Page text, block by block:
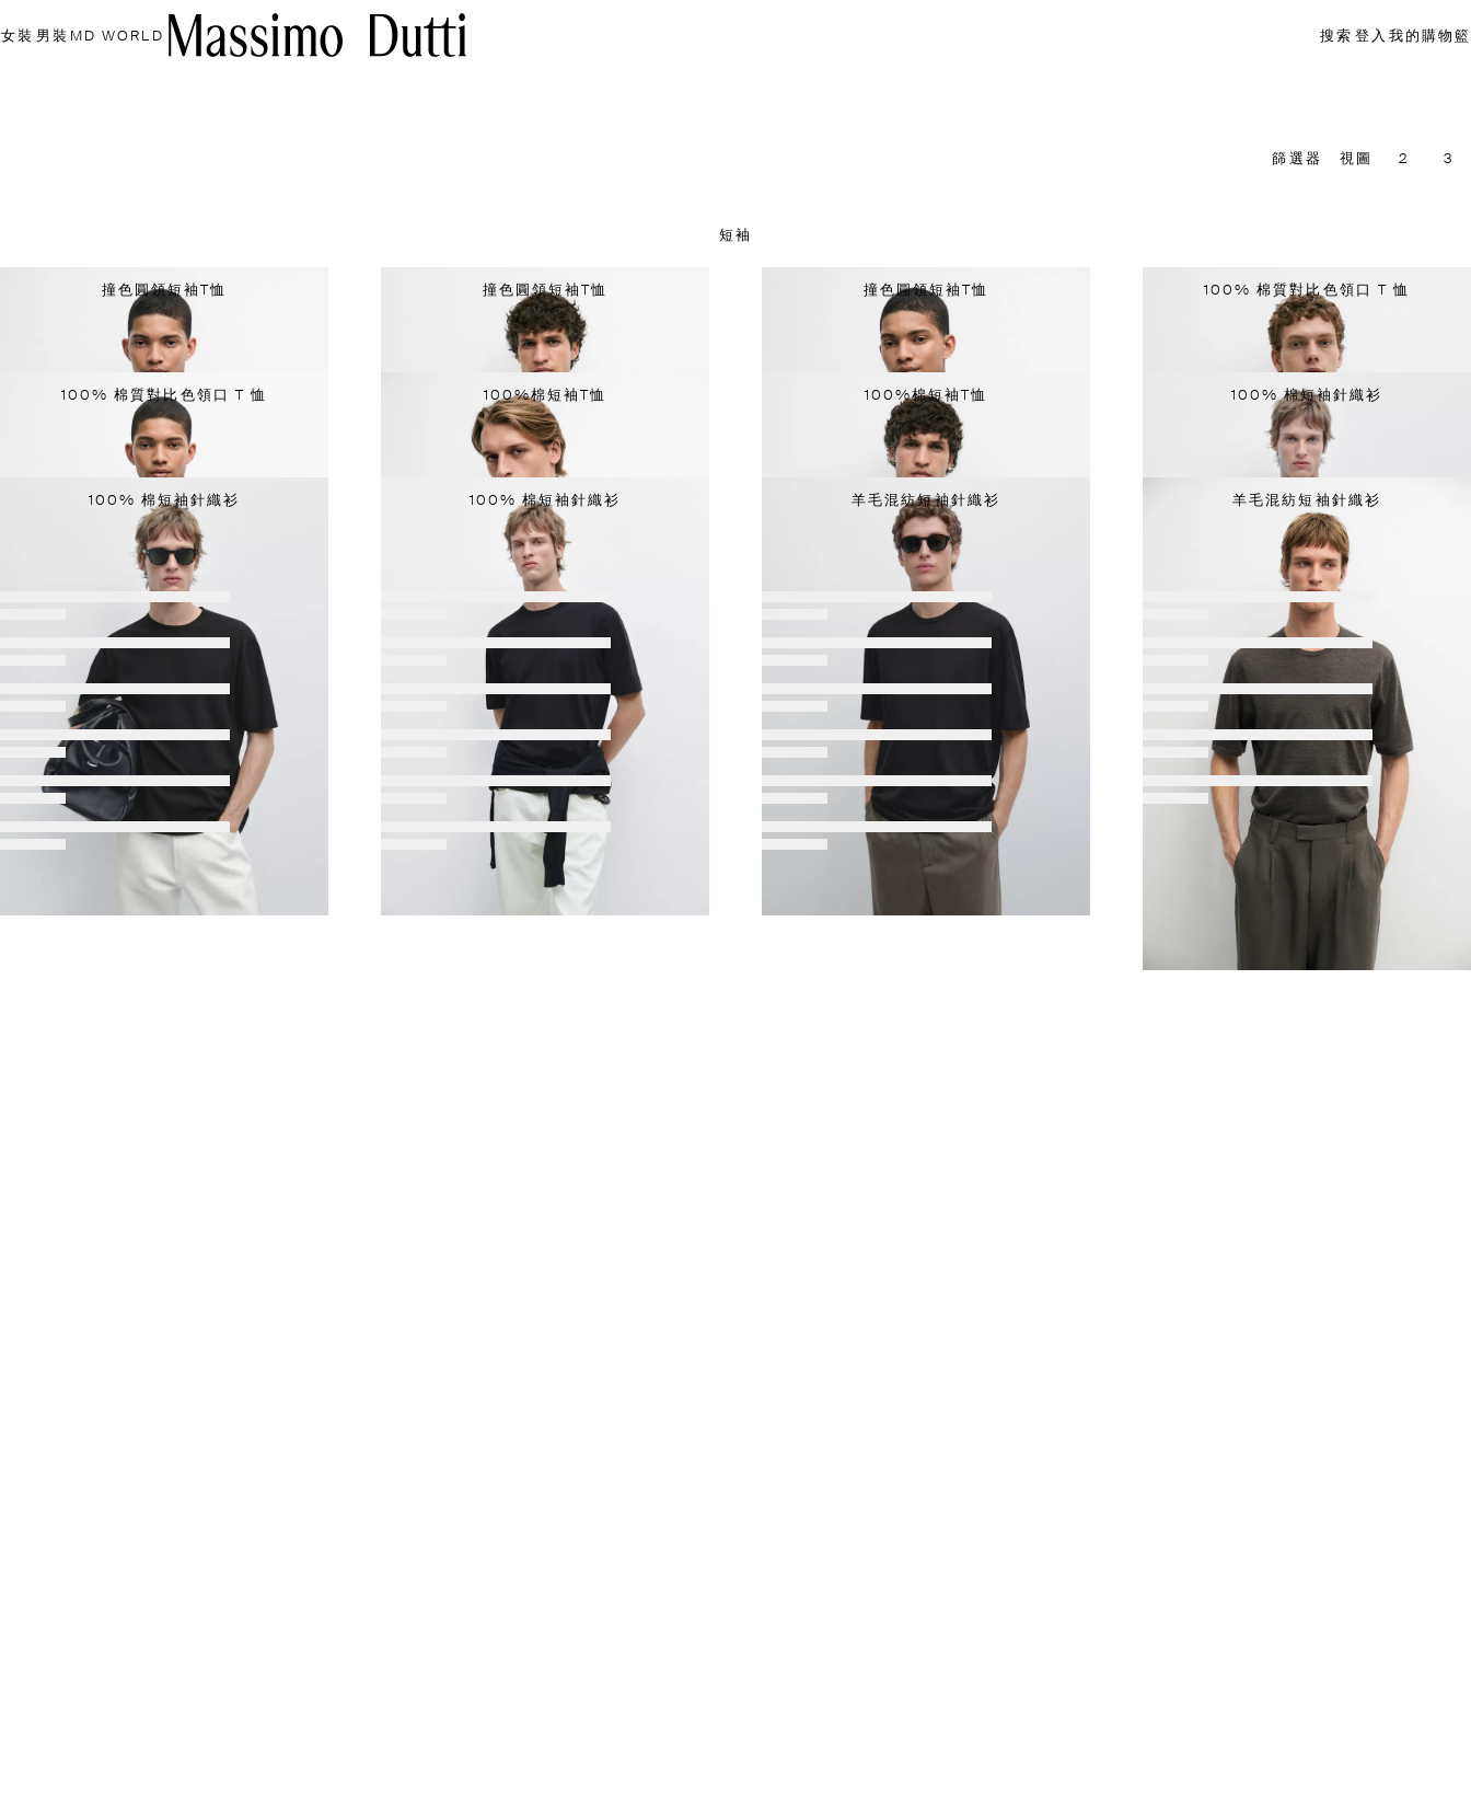
女裝 男裝 MD WORLD 搜索 登入 我的購物籃
篩選器 視圖 2 3
短袖
撞色圓領短袖T恤 撞色圓領短袖T恤 撞色圓領短袖T恤 100% 棉質對比色領口 T 恤
100% 棉質對比色領口 T 恤 100%棉短袖T恤 100%棉短袖T恤 100% 棉短袖針織衫
100% 棉短袖針織衫 100% 棉短袖針織衫 羊毛混紡短袖針織衫 羊毛混紡短袖針織衫